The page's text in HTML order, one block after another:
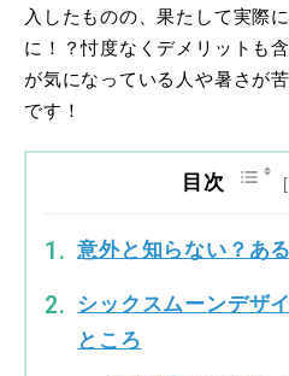
入したものの、果たして実際
に！？忖度なくデメリットも
が気になっている人や暑さが
です！
目次
意外と知らない？あ
シックスムーンデザ
ところ